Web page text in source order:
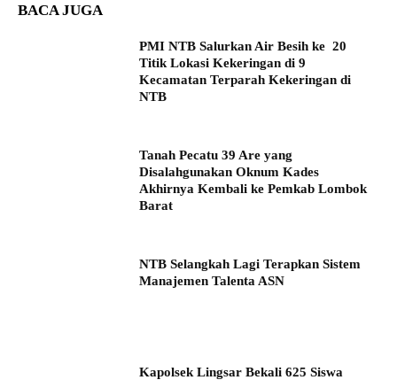
BACA JUGA
PMI NTB Salurkan Air Besih ke 20
Titik Lokasi Kekeringan di 9
Kecamatan Terparah Kekeringan di
NTB
Tanah Pecatu 39 Are yang
Disalahgunakan Oknum Kades
Akhirnya Kembali ke Pemkab Lombok
Barat
NTB Selangkah Lagi Terapkan Sistem
Manajemen Talenta ASN
Kapolsek Lingsar Bekali 625 Siswa